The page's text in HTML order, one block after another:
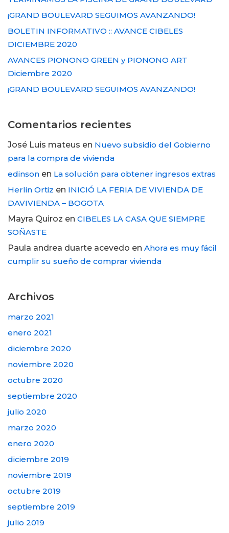
¡GRAND BOULEVARD SEGUIMOS AVANZANDO!
BOLETIN INFORMATIVO :: AVANCE CIBELES
DICIEMBRE 2020
AVANCES PIONONO GREEN y PIONONO ART
Diciembre 2020
¡GRAND BOULEVARD SEGUIMOS AVANZANDO!
Comentarios recientes
José Luis mateus en Nuevo subsidio del Gobierno
para la compra de vivienda
edinson en La solución para obtener ingresos extras
Herlin Ortiz en INICIÓ LA FERIA DE VIVIENDA DE
DAVIVIENDA – BOGOTA
Mayra Quiroz en CIBELES LA CASA QUE SIEMPRE
SOÑASTE
Paula andrea duarte acevedo en Ahora es muy fácil
cumplir su sueño de comprar vivienda
Archivos
marzo 2021
enero 2021
diciembre 2020
noviembre 2020
octubre 2020
septiembre 2020
julio 2020
marzo 2020
enero 2020
diciembre 2019
noviembre 2019
octubre 2019
septiembre 2019
julio 2019